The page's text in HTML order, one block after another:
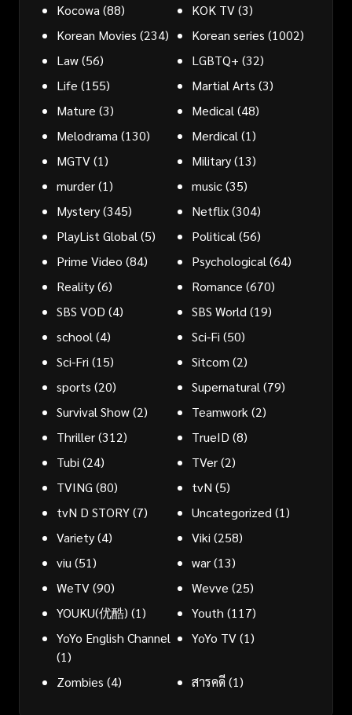
Kocowa (88) KOK TV(3)
Korean Movies (234) Korean series (1002)
Law(56) LGBTQ+ (32)
Life (155) Martial Arts (3)
Mature (3) Medical (48)
Melodrama (130) Merdical (1)
MGTV(1) Military(13)
murder(1) music(35)
Mystery(345) Netflix(304)
PlayList Global (5) Political (56)
Prime Video (84) Psychological (64)
Reality(6) Romance (670)
SBS VOD (4) SBS World (19)
school (4) Sci-Fi (50)
Sci-Fri (15) Sitcom (2)
sports (20) Supernatural (79)
Survival Show(2) Teamwork (2)
Thriller(312) TrueID (8)
Tubi (24) TVer(2)
TVING (80) tvN (5)
tvN D STORY(7) Uncategorized (1)
Variety(4) Viki (258)
viu (51) war(13)
WeTV(90) Wevve (25)
YOUKU(优酷) (1) Youth (117)
YoYo English Channel
(1)
YoYo TV(1)
Zombies (4) สารคดี(1)